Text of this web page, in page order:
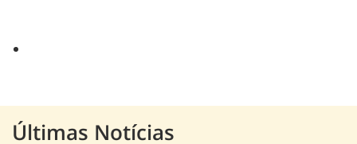
Últimas Notícias